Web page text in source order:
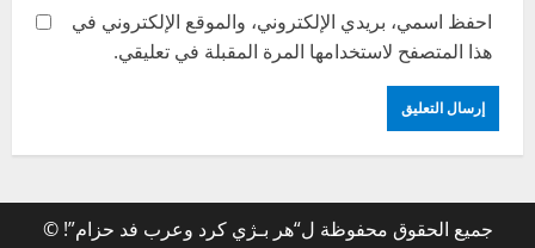
احفظ اسمي، بريدي الإلكتروني، والموقع الإلكتروني في
هذا المتصفح لاستخدامها المرة المقبلة في تعليقي.
جميع الحقوق محفوظة ل“هر بـژي كرد وعرب فد حزام”! ©